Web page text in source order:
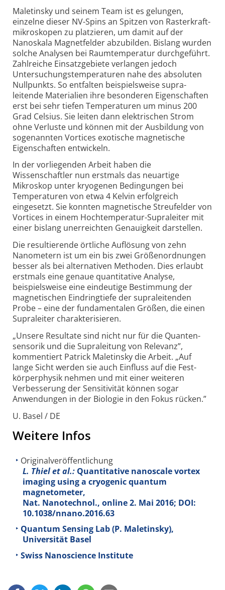
Maletinsky und seinem Team ist es gelungen,
einzelne dieser NV-Spins an Spitzen von Raster­kraft­
mikroskopen zu platzieren, um damit auf der
Nanoskala Magnet­felder abzubilden. Bislang wurden
solche Analysen bei Raumtemperatur durchgeführt.
Zahlreiche Einsatz­gebiete verlangen jedoch
Untersuchungs­temperaturen nahe des absoluten
Nullpunkts. So entfalten beispielsweise supra­
leitende Materialien ihre besonderen Eigenschaften
erst bei sehr tiefen Temperaturen um minus 200
Grad Celsius. Sie leiten dann elektrischen Strom
ohne Verluste und können mit der Ausbildung von
sogenannten Vortices exotische magnetische
Eigenschaften entwickeln.
In der vorliegenden Arbeit haben die
Wissenschaftler nun erstmals das neuartige
Mikroskop unter kryogenen Bedingungen bei
Temperaturen von etwa 4 Kelvin erfolgreich
eingesetzt. Sie konnten magnetische Streufelder von
Vortices in einem Hoch­temperatur-Supra­leiter mit
einer bislang unerreichten Genauigkeit darstellen.
Die resultierende örtliche Auflösung von zehn
Nanometern ist um ein bis zwei Größen­ordnungen
besser als bei alternativen Methoden. Dies erlaubt
erstmals eine genaue quantitative Analyse,
beispielsweise eine eindeutige Bestimmung der
magnetischen Eindringtiefe der supra­leitenden
Probe – eine der fundamentalen Größen, die einen
Supra­leiter charakterisieren.
„Unsere Resultate sind nicht nur für die Quanten­
sensorik und die Supra­leitung von Relevanz”,
kommentiert Patrick Maletinsky die Arbeit. „Auf
lange Sicht werden sie auch Einfluss auf die Fest­
körper­physik nehmen und mit einer weiteren
Verbesserung der Sensitivität können sogar
Anwendungen in der Biologie in den Fokus rücken.”
U. Basel / DE
Weitere Infos
Originalveröffentlichung
L. Thiel et al.: Quantitative nanoscale vortex
imaging using a cryogenic quantum
magnetometer,
Nat. Nanotechnol., online 2. Mai 2016; DOI:
10.1038/nnano.2016.63
Quantum Sensing Lab (P. Maletinsky),
Universität Basel
Swiss Nanoscience Institute